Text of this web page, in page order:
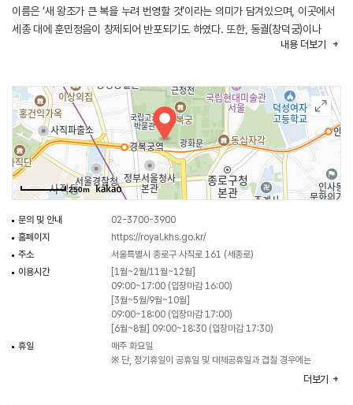
이름은 ‘새 왕조가 큰 복을 누려 번영할 것’이라는 의미가 담겨있으며, 이곳에서
세종 대에 훈민정음이 창제되어 반포되기도 하였다. 또한, 동궐(창덕궁)이나
서궐(경희궁)에 비해 위치가 북쪽에 있어 ‘북궐’이라 불리기도 했다.
단종, 제7대 세조, 제9대 성종, 제11대 중종, 제13대 명종 등이 있다.
경복궁은 1592년(선조 25) 임진왜란으로 소실되었는데, 그 후 복구되지
못하였다가 270여 년이 지난 1867년(고종 4)에 다시 지어졌다. 고종 대에 들어
건청궁과 태원전, 집옥재 등이 조성되었으며, 특히 건청궁 옥호루는 1895년
을미사변으로 명성황후가 시해되는 비운의 장소이기도 하다.
1910년 경술국치 후 경복궁은 계획적으로 훼손되기 시작하여 1915년
조선물산공진회를 개최한다는 명분으로 대부분의 전각들이 철거되었고,
1997년까지 조선총독부 청사를 철거하였으며 흥례문 일원, 침전 권역,
건청궁과 태원전, 그리고 광화문 등이 복원되어 현재에 이르고 있다.
경복궁에는 조선시대의 대표적인 건축물인 경회루와 향원정의 연못이 원형대로
남아 있으며, 근정전의 월대와 조각상들은 당시의 조각미술을 대표한다. 현재
흥례문 밖 서편에는 국립고궁 박물관이 위치하고 있고, 경복궁 내 향원정의
동편에는 국립민속 박물관이 위치하고 있다.
경복궁의 주요 문화재로는 사적 경복궁, 국보 경복궁 근정전, 국보 경복궁
경회루, 보물 경복궁 자경전, 보물 경복궁 자경전 십장생 굴뚝, 보물 경복궁
내용 더보기
250m
문의 및 안내
02-3700-3900
홈페이지
https://royal.khs.go.kr/
주소
서울특별시 종로구 사직로 161 (세종로)
이용시간
[1월~2월/11월~12월]
09:00~17:00 (입장마감 16:00)
[3월~5월/9월~10월]
09:00~18:00 (입장마감 17:00)
[6월~8월] 09:00~18:30 (입장마감 17:30)
휴일
매주 화요일
※ 단, 정기휴일이 공휴일 및 대체공휴일과 겹칠 경우에는
더보기